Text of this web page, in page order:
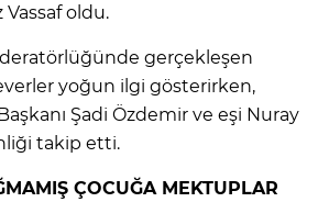
oldu.
gerçekleşen
yoğun ilgi gösterirken,
Şadi Özdemir ve eşi Nuray
takip etti.
ÇOCUĞA MEKTUPLAR